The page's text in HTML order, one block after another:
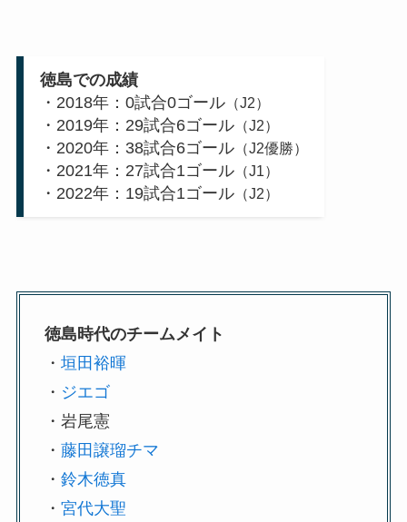
徳島での成績
・2018年：0試合0ゴール（J2）
・2019年：29試合6ゴール（J2）
・2020年：38試合6ゴール（J2優勝）
・2021年：27試合1ゴール（J1）
・2022年：19試合1ゴール（J2）
徳島時代のチームメイト
・ 垣田裕暉
・ ジエゴ
・岩尾憲
・ 藤田譲瑠チマ
・ 鈴木徳真
・ 宮代大聖